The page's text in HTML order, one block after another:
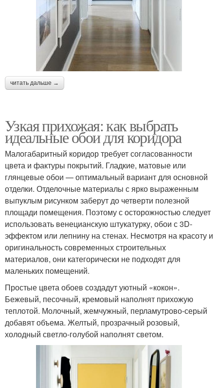
читать дальше →
Узкая прихожая: как выбрать
идеальные обои для коридора
Малогабаритный коридор требует согласованности
цвета и фактуры покрытий. Гладкие, матовые или
глянцевые обои — оптимальный вариант для основной
отделки. Отделочные материалы с ярко выраженным
выпуклым рисунком заберут до четверти полезной
площади помещения. Поэтому с осторожностью следует
использовать венецианскую штукатурку, обои с 3D-
эффектом или лепнину на стенах. Несмотря на красоту и
оригинальность современных строительных
материалов, они категорически не подходят для
маленьких помещений.
Простые цвета обоев создадут уютный «кокон».
Бежевый, песочный, кремовый наполнят прихожую
теплотой. Молочный, жемчужный, перламутрово-серый
добавят объема. Желтый, прозрачный розовый,
холодный светло-голубой наполнят светом.